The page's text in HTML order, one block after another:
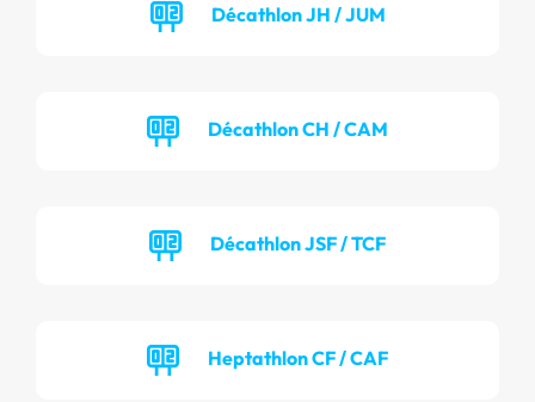
Décathlon JH / JUM
Décathlon CH / CAM
Décathlon JSF / TCF
Heptathlon CF / CAF